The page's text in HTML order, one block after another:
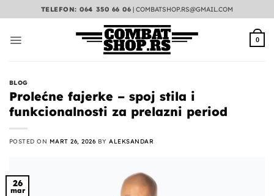
na
TELEFON: 064 350 66 06 |COMBATSHOP.RS@GMAIL.COM
0
BLOG
Prolećne fajerke – spoj stila i
funkcionalnosti za prelazni period
POSTED ON MART 26, 2026 BYALEKSANDAR
26
mar